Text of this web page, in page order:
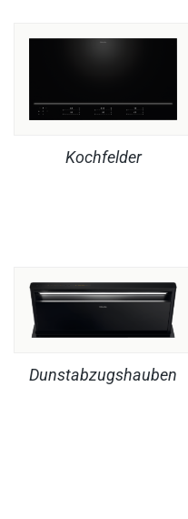
Kochfelder
Dunstabzugshauben